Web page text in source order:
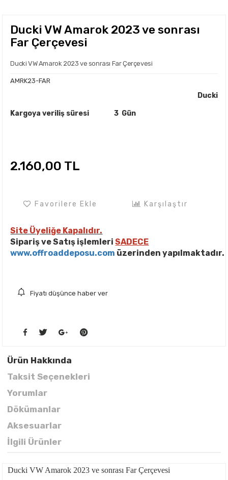
Ducki VW Amarok 2023 ve sonrası
Far Çerçevesi
Ducki VW Amarok 2023 ve sonrası Far Çerçevesi
AMRK23-FAR
Ducki
Kargoya veriliş süresi 3 Gün
2.160,00 TL
Favorilere Ekle Karşılaştır
Site Üyeliğe Kapalıdır.
Sipariş ve Satış işlemleriSADECE
www.offroaddeposu.com üzerinden yapılmaktadır.
Fiyatı düşünce haber ver
Ürün Hakkında
Taksit Seçenekleri
Yorumlar
Dökümanlar
Aksesuarlar
İlgili Ürünler
Ducki VW Amarok 2023 ve sonrası Far Çerçevesi